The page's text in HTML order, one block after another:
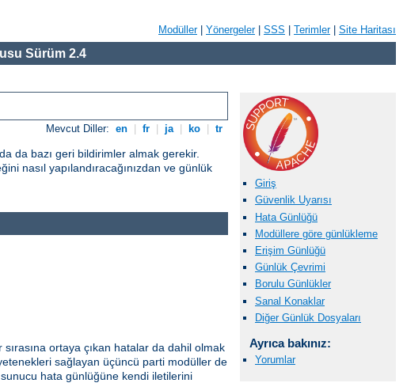
Modüller| Yönergeler| SSS Terimler| Site Haritası
Sürüm 2.4
Mevcut Diller: en fr ja ko tr
da bazı geri bildirimler almak gerekir.
nasıl yapılandıracağınızdan ve günlük
Giriş
Güvenlik Uyarısı
Hata Günlüğü
Modüllere göre günlükleme
Erişim Günlüğü
Günlük Çevrimi
Borulu Günlükler
Sanal Konaklar
Diğer Günlük Dosyaları
Ayrıca bakınız:
Yorumlar
ortaya çıkan hatalar da dahil olmak
sağlayan üçüncü parti modüller de
hata günlüğüne kendi iletilerini